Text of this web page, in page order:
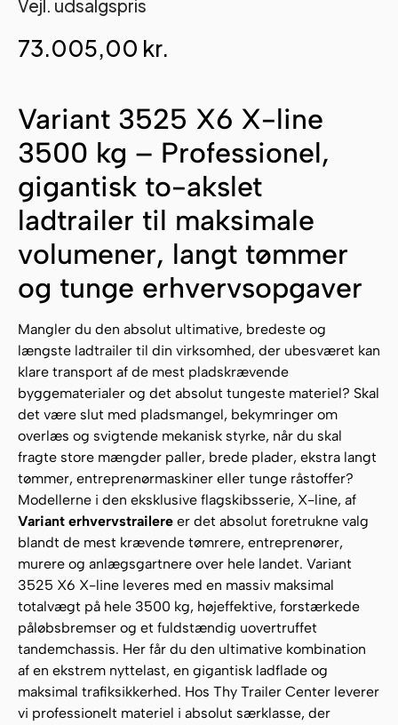
Vejl. udsalgspris
73.005,00 kr.
Variant 3525 X6 X-line
3500 kg – Professionel,
gigantisk to-akslet
ladtrailer til maksimale
volumener, langt tømmer
og tunge erhvervsopgaver
Mangler du den absolut ultimative, bredeste og
længste ladtrailer til din virksomhed, der ubesværet kan
klare transport af de mest pladskrævende
byggematerialer og det absolut tungeste materiel? Skal
det være slut med pladsmangel, bekymringer om
overlæs og svigtende mekanisk styrke, når du skal
fragte store mængder paller, brede plader, ekstra langt
tømmer, entreprenørmaskiner eller tunge råstoffer?
Modellerne i den eksklusive flagskibsserie, X-line, af
Variant erhvervstrailere er det absolut foretrukne valg
blandt de mest krævende tømrere, entreprenører,
murere og anlægsgartnere over hele landet. Variant
3525 X6 X-line leveres med en massiv maksimal
totalvægt på hele 3500 kg, højeffektive, forstærkede
påløbsbremser og et fuldstændig uovertruffet
tandemchassis. Her får du den ultimative kombination
af en ekstrem nyttelast, en gigantisk ladflade og
maksimal trafiksikkerhed. Hos Thy Trailer Center leverer
vi professionelt materiel i absolut særklasse, der